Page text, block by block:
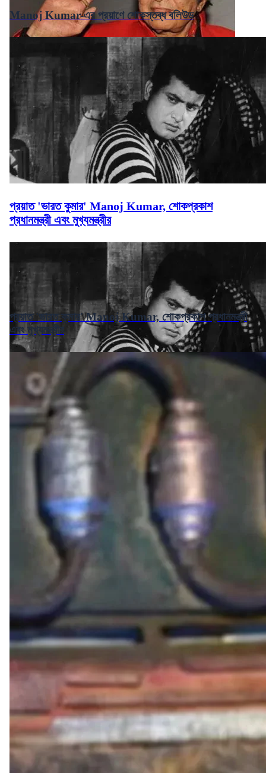
Manoj Kumar-এর প্রয়াণে শোকস্তব্ধ বলিউড
প্রয়াত 'ভারত কুমার' Manoj Kumar, শোকপ্রকাশ
প্রধানমন্ত্রী এবং মুখ্যমন্ত্রীর
প্রয়াত 'ভারত কুমার' Manoj Kumar, শোকপ্রকাশ প্রধানমন্ত্রী
এবং মুখ্যমন্ত্রীর